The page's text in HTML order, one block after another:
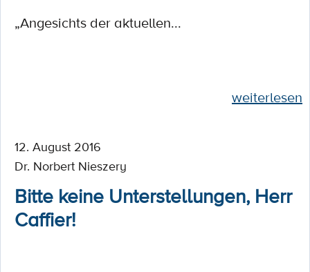
„Angesichts der aktuellen...
weiterlesen
12. August 2016
Dr. Norbert Nieszery
Bitte keine Unterstellungen, Herr
Caffier!